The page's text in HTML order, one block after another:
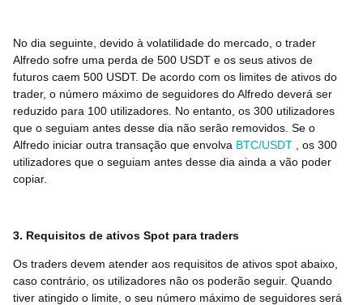
No dia seguinte, devido à volatilidade do mercado, o trader
Alfredo sofre uma perda de 500 USDT e os seus ativos de
futuros caem 500 USDT. De acordo com os limites de ativos do
trader, o número máximo de seguidores do Alfredo deverá ser
reduzido para 100 utilizadores. No entanto, os 300 utilizadores
que o seguiam antes desse dia não serão removidos. Se o
Alfredo iniciar outra transação que envolva BTC/USDT
, os 300
utilizadores que o seguiam antes desse dia ainda a vão poder
copiar.
3. Requisitos de ativos Spot para traders
Os traders devem atender aos requisitos de ativos spot abaixo,
caso contrário, os utilizadores não os poderão seguir. Quando
tiver atingido o limite, o seu número máximo de seguidores será